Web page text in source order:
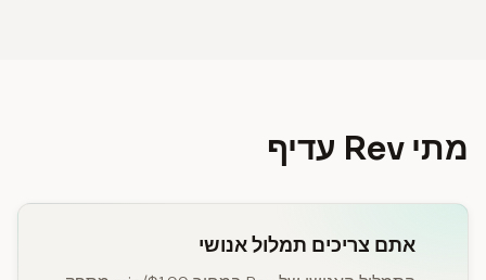
מתי Rev עדיף
אתם צריכים תמלול אנושי